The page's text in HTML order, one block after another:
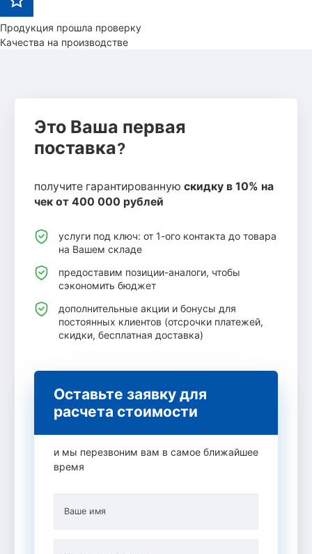
Продукция прошла проверку
Качества на производстве
Это Ваша первая
поставка?
получите гарантированную скидку в 10% на
чек от 400 000 рублей
услуги под ключ: от 1-ого контакта до товара
на Вашем складе
предоставим позиции-аналоги, чтобы
сэкономить бюджет
дополнительные акции и бонусы для
постоянных клиентов (отсрочки платежей,
скидки, бесплатная доставка)
Оставьте заявку для
расчета стоимости
и мы перезвоним вам в самое ближайшее
время
Ваше имя